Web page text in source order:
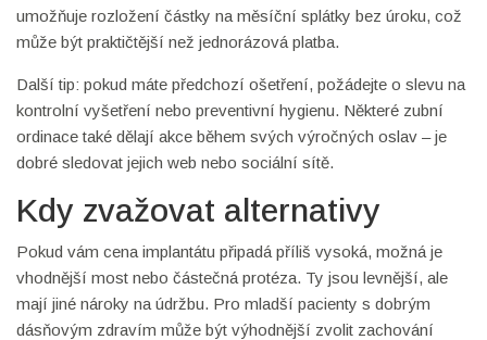
umožňuje rozložení částky na měsíční splátky bez úroku, což
může být praktičtější než jednorázová platba.
Další tip: pokud máte předchozí ošetření, požádejte o slevu na
kontrolní vyšetření nebo preventivní hygienu. Některé zubní
ordinace také dělají akce během svých výročných oslav – je
dobré sledovat jejich web nebo sociální sítě.
Kdy zvažovat alternativy
Pokud vám cena implantátu připadá příliš vysoká, možná je
vhodnější most nebo částečná protéza. Ty jsou levnější, ale
mají jiné nároky na údržbu. Pro mladší pacienty s dobrým
dásňovým zdravím může být výhodnější zvolit zachování